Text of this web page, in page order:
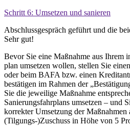
Schritt 6: Umsetzen und sanieren
Abschlussgespräch geführt und die
Sehr gut!
Bevor Sie eine Maßnahme aus Ihrem
plan umsetzen wollen, stellen Sie
oder beim BAFA bzw. einen
bestätigen im Rahmen der
Sie die jeweilige Maßnahme
Sanierungs­fahr­plans umsetzen – und
korrekter Umsetzung der Maßnahmen
(Tilgungs-)­Zuschuss in Höhe von 5